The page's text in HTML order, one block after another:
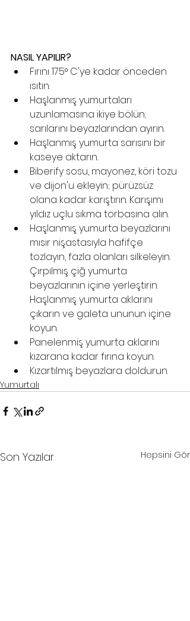
NASIL YAPILIR?
Fırını 175° C'ye kadar önceden
ısıtın.
Haşlanmış yumurtaları
uzunlamasına ikiye bölün;
sarılarını beyazlarından ayırın.
Haşlanmış yumurta sarısını bir
kaseye aktarın.
Biberify sosu, mayonez, köri tozu
ve dijon'u ekleyin; pürüzsüz
olana kadar karıştırın. Karışımı
yıldız uçlu sıkma torbasına alın.
Haşlanmış yumurta beyazlarını
mısır nişastasıyla hafifçe
tozlayın, fazla olanları silkeleyin.
Çırpılmış çiğ yumurta
beyazlarının içine yerleştirin.
Haşlanmış yumurta aklarını
çıkarın ve galeta ununun içine
koyun.
Panelenmiş yumurta aklarını
kızarana kadar fırına koyun.
Kızartılmış beyazlara doldurun.
Yumurtalı
Son Yazılar Hepsini Gör